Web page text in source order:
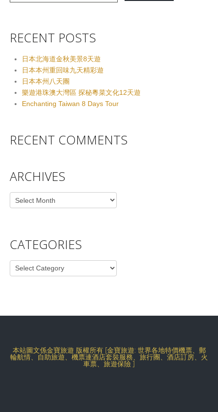
RECENT POSTS
日本北海道金秋美景8天遊
日本本州重回味九天精彩遊
日本本州八天團
樂遊港珠澳大灣區 探秘粵菜文化12天遊
Enchanting Taiwan 8 Days Tour
RECENT COMMENTS
ARCHIVES
Archives
CATEGORIES
Categories
本站圖文係金寶旅遊 版權所有 [金寶旅遊: 世界各地特價機票、郵
輪航情、自助旅遊、機票連酒店套裝服務、旅行團、酒店訂房、火
車票、旅遊保險 ]